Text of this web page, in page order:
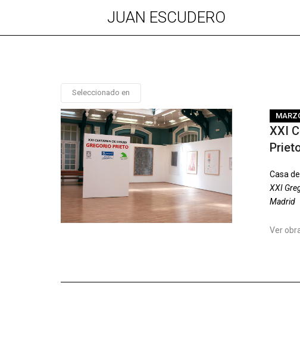
JUAN ESCUDERO
Seleccionado en
XXI
Casa
XXI
Madrid
Ver